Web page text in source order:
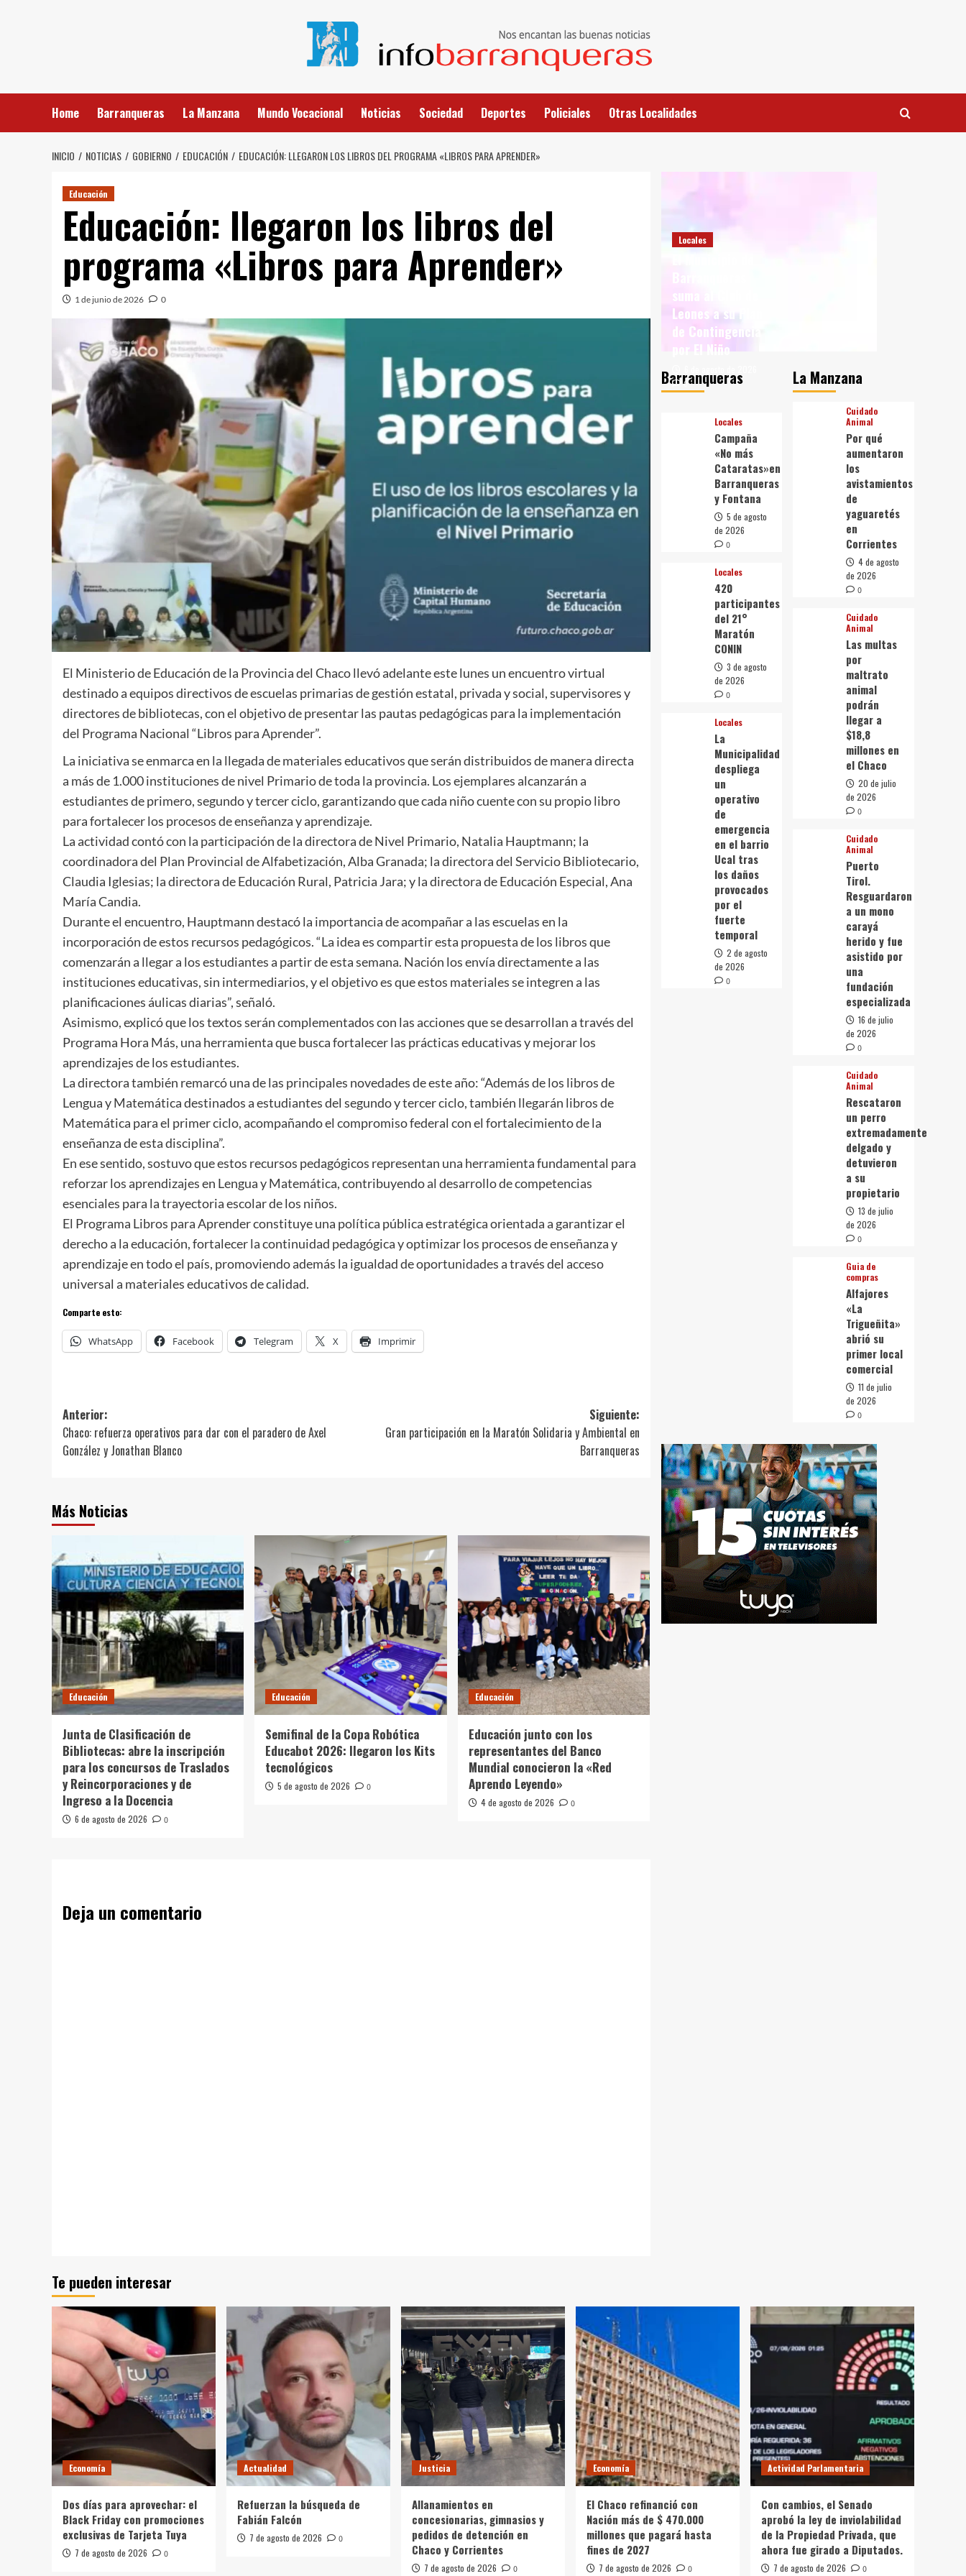
Home Barranqueras La Manzana Mundo Vocacional Noticias Sociedad Deportes Policiales Otras Localidades
INICIO NOTICIAS GOBIERNO EDUCACIÓN EDUCACIÓN: LLEGARON LOS LIBROS DEL PROGRAMA «LIBROS PARA APRENDER»
Educación
Educación: llegaron los libros del
programa «Libros para Aprender»
1 de junio de 2026 0
El Ministerio de Educación de la Provincia del Chaco llevó adelante este lunes un encuentro virtual
destinado a equipos directivos de escuelas primarias de gestión estatal, privada y social, supervisores y
directores de bibliotecas, con el objetivo de presentar las pautas pedagógicas para la implementación
del Programa Nacional “Libros para Aprender”.
La iniciativa se enmarca en la llegada de materiales educativos que serán distribuidos de manera directa
a más de 1.000 instituciones de nivel Primario de toda la provincia. Los ejemplares alcanzarán a
estudiantes de primero, segundo y tercer ciclo, garantizando que cada niño cuente con su propio libro
para fortalecer los procesos de enseñanza y aprendizaje.
La actividad contó con la participación de la directora de Nivel Primario, Natalia Hauptmann; la
coordinadora del Plan Provincial de Alfabetización, Alba Granada; la directora del Servicio Bibliotecario,
Claudia Iglesias; la directora de Educación Rural, Patricia Jara; y la directora de Educación Especial, Ana
María Candia.
Durante el encuentro, Hauptmann destacó la importancia de acompañar a las escuelas en la
incorporación de estos recursos pedagógicos. “La idea es compartir esta propuesta de los libros que
comenzarán a llegar a los estudiantes a partir de esta semana. Nación los envía directamente a las
instituciones educativas, sin intermediarios, y el objetivo es que estos materiales se integren a las
planificaciones áulicas diarias”, señaló.
Asimismo, explicó que los textos serán complementados con las acciones que se desarrollan a través del
Programa Hora Más, una herramienta que busca fortalecer las prácticas educativas y mejorar los
aprendizajes de los estudiantes.
La directora también remarcó una de las principales novedades de este año: “Además de los libros de
Lengua y Matemática destinados a estudiantes del segundo y tercer ciclo, también llegarán libros de
Matemática para el primer ciclo, acompañando el compromiso federal con el fortalecimiento de la
enseñanza de esta disciplina”.
En ese sentido, sostuvo que estos recursos pedagógicos representan una herramienta fundamental para
reforzar los aprendizajes en Lengua y Matemática, contribuyendo al desarrollo de competencias
esenciales para la trayectoria escolar de los niños.
El Programa Libros para Aprender constituye una política pública estratégica orientada a garantizar el
derecho a la educación, fortalecer la continuidad pedagógica y optimizar los procesos de enseñanza y
aprendizaje en todo el país, promoviendo además la igualdad de oportunidades a través del acceso
universal a materiales educativos de calidad.
Comparte esto:
WhatsApp Facebook Telegram X Imprimir
Navegación
de
entradas
Anterior:
Chaco: refuerza operativos para dar con el paradero de Axel
González y Jonathan Blanco
Siguiente:
Gran participación en la Maratón Solidaria y Ambiental en
Barranqueras
Más Noticias
Educación
Junta de Clasificación de
Bibliotecas: abre la inscripción
para los concursos de Traslados
y Reincorporaciones y de
Ingreso a la Docencia
6 de agosto de 2026 0
Educación
Semifinal de la Copa Robótica
Educabot 2026: llegaron los Kits
tecnológicos
5 de agosto de 2026 0
Educación
Educación junto con los
representantes del Banco
Mundial conocieron la «Red
Aprendo Leyendo»
4 de agosto de 2026 0
Deja un comentario
Barranqueras
Locales
suma al Club de
Leones a su Plan
de Contingencia
por El Niño
0
Locales
Campaña
«No más
Cataratas»en
Barranqueras
y Fontana
5 de agosto
de 2026
0
Locales
420
participantes
del 21°
Maratón
CONIN
3 de agosto
de 2026
0
Locales
La
Municipalidad
despliega
un
operativo
de
emergencia
en el barrio
Ucal tras
los daños
provocados
por el
fuerte
temporal
2 de agosto
de 2026
0
La Manzana
Cuidado
Animal
Por qué
aumentaron
los
avistamientos
de
yaguaretés
en
Corrientes
4 de agosto
de 2026
0
Cuidado
Animal
Las multas
por
maltrato
animal
podrán
llegar a
$18,8
millones en
el Chaco
20 de julio
de 2026
0
Cuidado
Animal
Puerto
Tirol.
Resguardaron
a un mono
carayá
herido y fue
asistido por
una
fundación
especializada
16 de julio
de 2026
0
Cuidado
Animal
Rescataron
un perro
extremadamente
delgado y
detuvieron
a su
propietario
13 de julio
de 2026
0
Guia de
compras
Alfajores
«La
Trigueñita»
abrió su
primer local
comercial
11 de julio
de 2026
0
Te pueden interesar
Economía
Dos días para aprovechar: el
Black Friday con promociones
exclusivas de Tarjeta Tuya
7 de agosto de 2026 0
Actualidad
Refuerzan la búsqueda de
Fabián Falcón
7 de agosto de 2026 0
Justicia
Allanamientos en
concesionarias, gimnasios y
pedidos de detención en
Chaco y Corrientes
7 de agosto de 2026 0
Economía
El Chaco refinanció con
Nación más de $ 470.000
millones que pagará hasta
fines de 2027
7 de agosto de 2026 0
Actividad Parlamentaria
Con cambios, el Senado
aprobó la ley de inviolabilidad
de la Propiedad Privada, que
ahora fue girado a Diputados.
7 de agosto de 2026 0